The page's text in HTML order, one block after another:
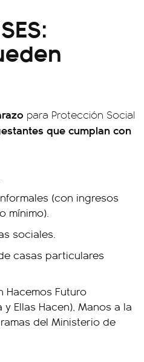
para Protección Social
que cumplan con
(con ingresos
mínimo).
sociales.
casas particulares
Hacemos Futuro
Ellas Hacen), Manos a la
del Ministerio de